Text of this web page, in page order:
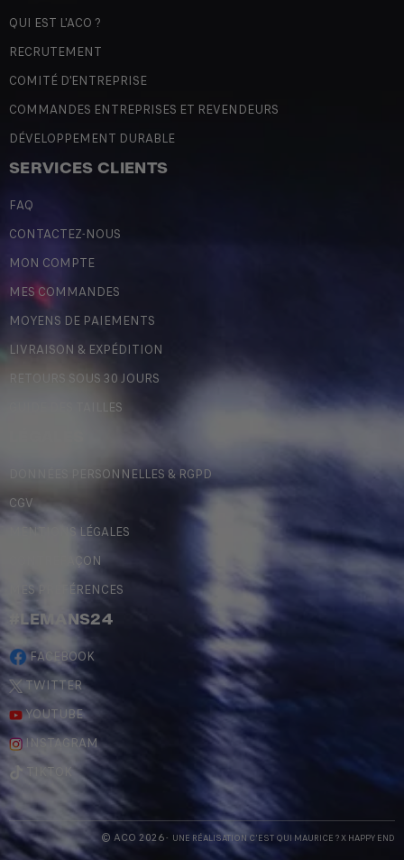
QUI EST L'ACO ?
RECRUTEMENT
COMITÉ D'ENTREPRISE
COMMANDES ENTREPRISES ET REVENDEURS
DÉVELOPPEMENT DURABLE
SERVICES CLIENTS
FAQ
CONTACTEZ-NOUS
MON COMPTE
MES COMMANDES
MOYENS DE PAIEMENTS
LIVRAISON & EXPÉDITION
RETOURS SOUS 30 JOURS
GUIDE DES TAILLES
DONNÉES PERSONNELLES & RGPD
CGV
MENTIONS LÉGALES
CONTREFAÇON
MES PRÉFÉRENCES
#LEMANS24
FACEBOOK
TWITTER
YOUTUBE
INSTAGRAM
TIKTOK
© ACO 2026- UNE RÉALISATION C'EST QUI MAURICE ? X HAPPY END